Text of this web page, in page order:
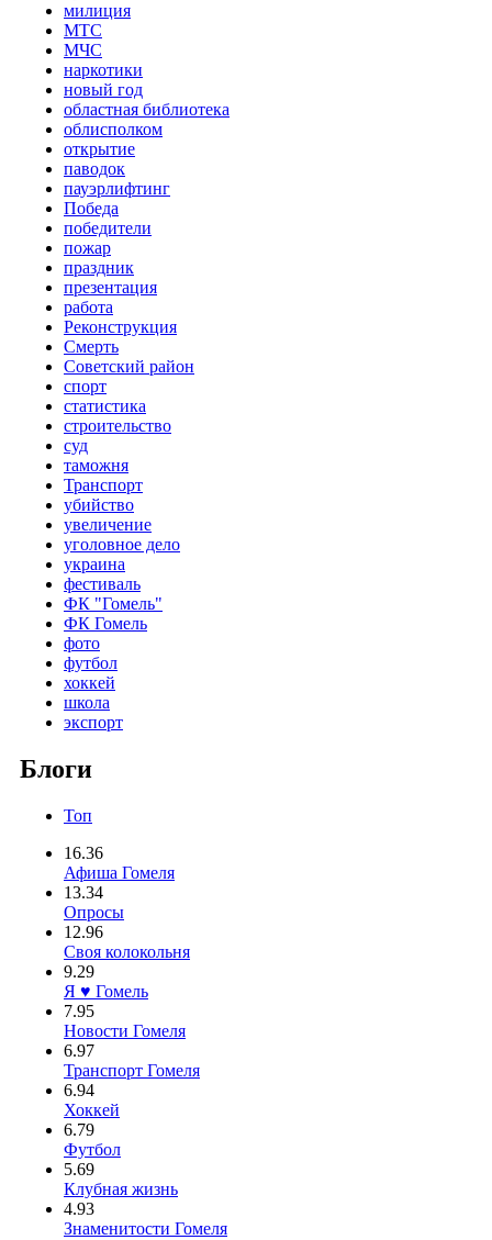
милиция
МТС
МЧС
наркотики
новый год
областная библиотека
облисполком
открытие
паводок
пауэрлифтинг
Победа
победители
пожар
праздник
презентация
работа
Реконструкция
Смерть
Советский район
спорт
статистика
строительство
суд
таможня
Транспорт
убийство
увеличение
уголовное дело
украина
фестиваль
ФК "Гомель"
ФК Гомель
фото
футбол
хоккей
школа
экспорт
Блоги
Топ
16.36
Афиша Гомеля
13.34
Опросы
12.96
Своя колокольня
9.29
Я ♥ Гомель
7.95
Новости Гомеля
6.97
Транспорт Гомеля
6.94
Хоккей
6.79
Футбол
5.69
Клубная жизнь
4.93
Знаменитости Гомеля